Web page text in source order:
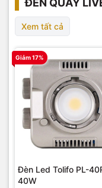
Xem tất cả
Giảm 17%
Đèn Led Tolifo PL-
40W